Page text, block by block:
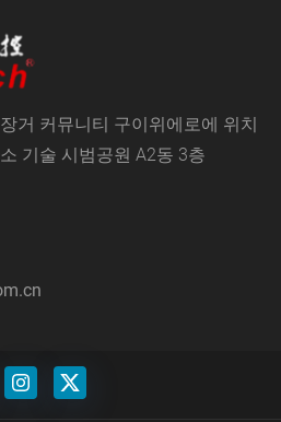
거 커뮤니티 구이위에로에 위치
기술 시범공원 A2동 3층